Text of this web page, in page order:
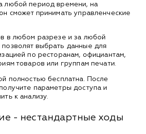
любой период времени, на
сможет принимать управленческие
в любом разрезе и за любой
выбрать данные для
по ресторанам, официантам,
товаров или группам печати.
полностью бесплатна. После
параметры доступа и
к анализу.
- нестандартные ходы